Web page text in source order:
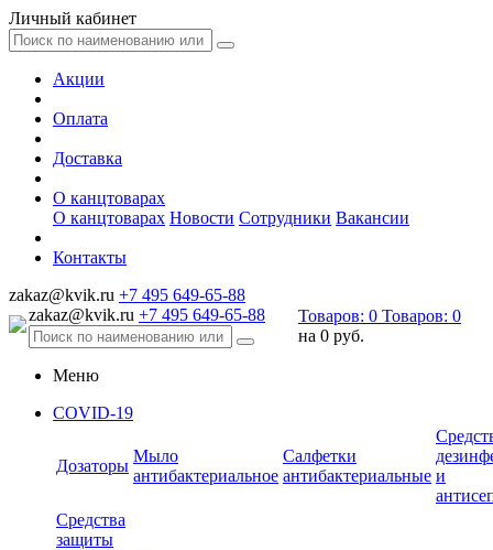
Личный кабинет
Акции
Оплата
Доставка
О канцтоварах
О канцтоварах Новости Сотрудники Вакансии
Контакты
zakaz@kvik.ru +7 495 649-65-88
zakaz@kvik.ru +7 495 649-65-88 Товаров: 0 Товаров: 0
на 0 руб.
Меню
COVID-19
Дозаторы
Мыло
антибактериальное
Салфетки
антибактериальные и
Средства
защиты